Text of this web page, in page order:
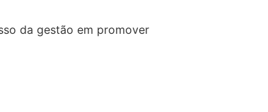
da gestão em promover